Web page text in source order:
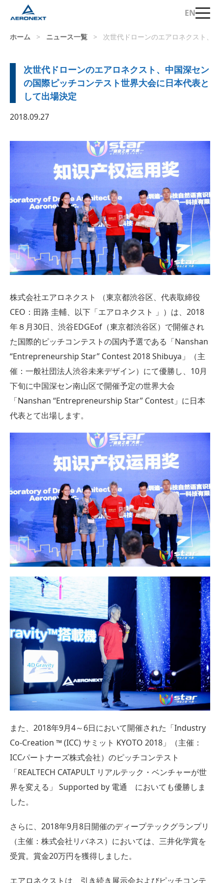
EN
ホーム > ニュース一覧 > 次世代ドローンのエアロネクスト、
次世代ドローンのエアロネクスト、中国深セン
の国際ピッチコンテスト世界大会に日本代表と
して出場決定
2018.09.27
株式会社エアロネクスト （東京都渋谷区、代表取締役
CEO：田路 圭輔、以下「エアロネクスト 」）は、2018
年８月30日、渋谷EDGEof（東京都渋谷区）で開催され
た国際的ピッチコンテストの国内予選である「Nanshan
“Entrepreneurship Star” Contest 2018 Shibuya」（主
催：一般社団法人渋谷未来デザイン）にて優勝し、10月
下旬に中国深セン南山区で開催予定の世界大会
「Nanshan “Entrepreneurship Star” Contest」に日本
代表とて出場します。
また、2018年9月4～6日において開催された「Industry
Co-Creation ™ (ICC) サミット KYOTO 2018」（主催：
ICCパートナーズ株式会社）のピッチコンテスト
「REALTECH CATAPULT リアルテック・ベンチャーが世
界を変える」 Supported by 電通 においても優勝しま
した。
さらに、2018年9月8日開催のディープテックグランプリ
（主催：株式会社リバネス）においては、三井化学賞を
受賞。賞金20万円を獲得しました。
エアロネクストは、引き続き展示会およびピッチコンテ